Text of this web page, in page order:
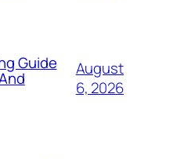
Guide
August
6, 2026